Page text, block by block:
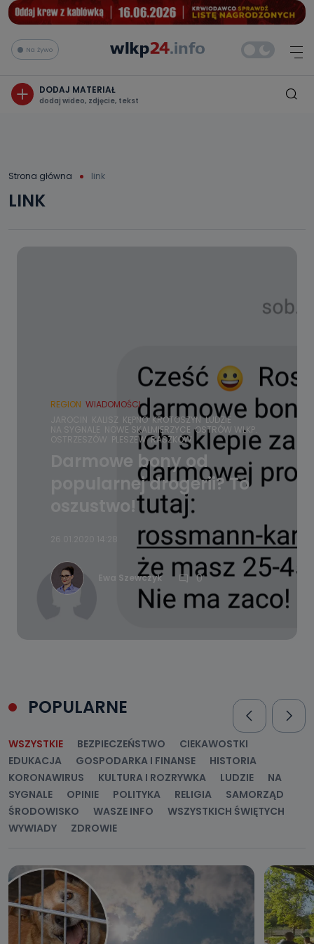
Na żywo
DODAJ MATERIAŁ
dodaj wideo, zdjęcie, tekst
Strona główna link
LINK
REGION WIADOMOŚCI
JAROCIN
KALISZ KĘPNO KROTOSZYN LUDZIE
NA SYGNALE NOWE SKALMIERZYCE OSTRÓW WLKP.
OSTRZESZÓW PLESZEW RASZKÓW
Darmowe bony od
popularnej drogerii? To
oszustwo!
Ewa Szewczyk 0
POPULARNE
WSZYSTKIE BEZPIECZEŃSTWO
CIEKAWOSTKI
EDUKACJA
GOSPODARKA I FINANSE
HISTORIA
KORONAWIRUS
KULTURA I ROZRYWKA LUDZIE
NA
SYGNALE
OPINIE POLITYKA RELIGIA
SAMORZĄD
ŚRODOWISKO
WASZE INFO
WSZYSTKICH ŚWIĘTYCH
WYWIADY
ZDROWIE